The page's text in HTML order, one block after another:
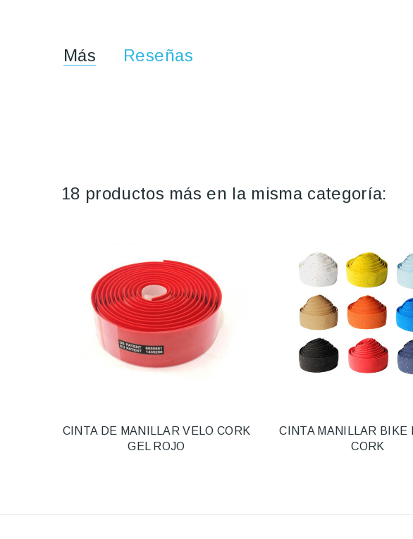
Más Reseñas
18 productos más en la misma categoría:
CINTA DE MANILLAR VELO CORK
GEL ROJO
CINTA MANILLAR BIKE
CORK